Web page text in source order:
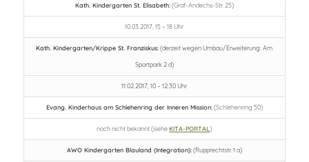
Kath. Kindergarten St. Elisabeth:(Graf-Andechs-Str. 25)
10.03.2017, 15 – 18 Uhr
Kath. Kindergarten/Krippe St. Franziskus:(derzeit wegen Umbau/Erweiterung: Am
Sportpark 2 d)
11.02.2017, 10 – 12:30 Uhr
Evang. Kinderhaus am Schlehenring der Inneren Mission:(Schlehenring 50)
noch nicht bekannt (sieheKITA-PORTAL)
AWO Kindergarten Blauland (Integration):(Rupprechtstr. 1 a)